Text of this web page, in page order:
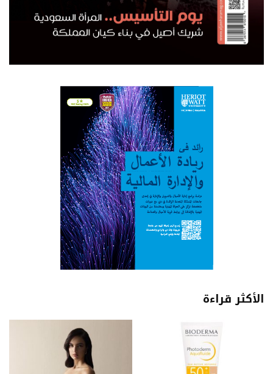
الأكثر قراءة